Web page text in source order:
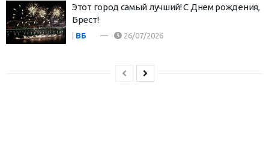
Этот город самый лучший! С Днем рождения,
Брест!
ВБ 26/07/2026